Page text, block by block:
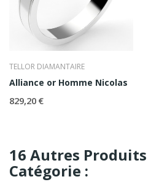
TELLOR DIAMANTAIRE
Alliance or Homme Nicolas
829,20 €
16 Autres Produits
Catégorie :